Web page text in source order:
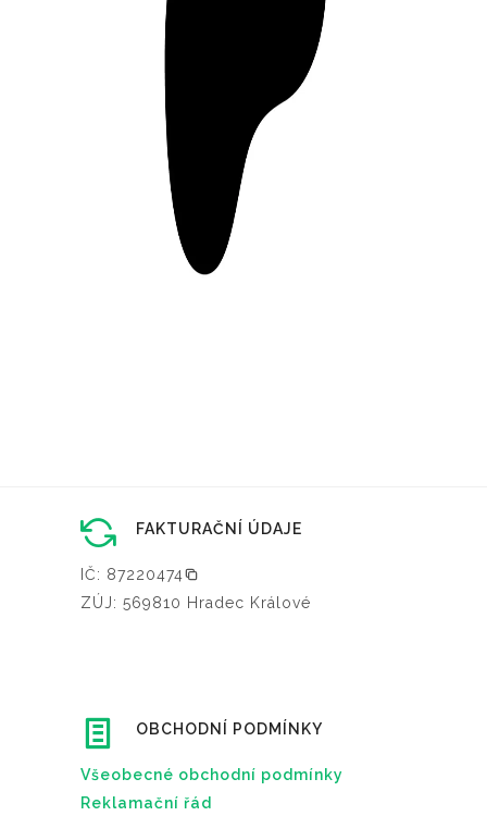
FAKTURAČNÍ ÚDAJE
IČ: 87220474
ZÚJ: 569810 Hradec Králové
OBCHODNÍ PODMÍNKY
Všeobecné obchodní podmínky
Reklamační řád